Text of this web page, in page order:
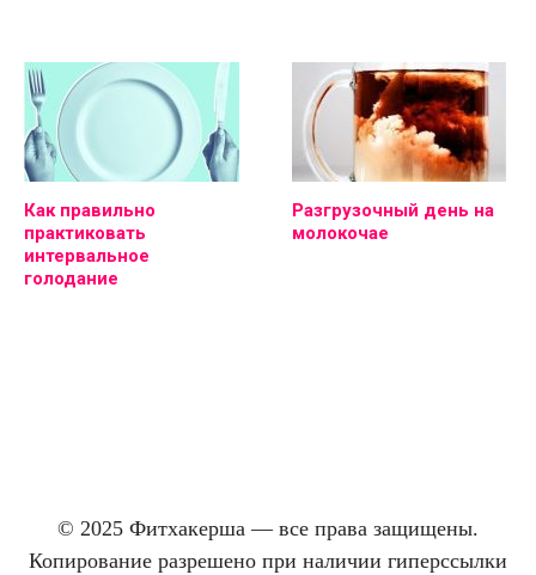
Как правильно
практиковать
интервальное
голодание
Разгрузочный день на
молокочае
© 2025 Фитхакерша — все права защищены.
Копирование разрешено при наличии гиперссылки